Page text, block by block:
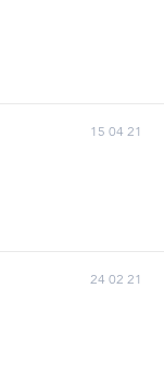
15 04 21
24 02 21